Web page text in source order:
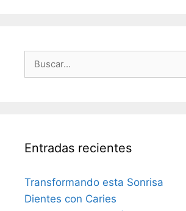
Entradas recientes
Transformando esta Sonrisa
Dientes con Caries